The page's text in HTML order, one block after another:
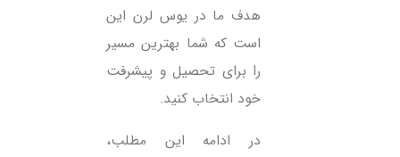
هدف ما در یوس لرن این
است که شما بهترین مسیر
را برای تحصیل و پیشرفت
خود انتخاب کنید.
در ادامه این مطلب،